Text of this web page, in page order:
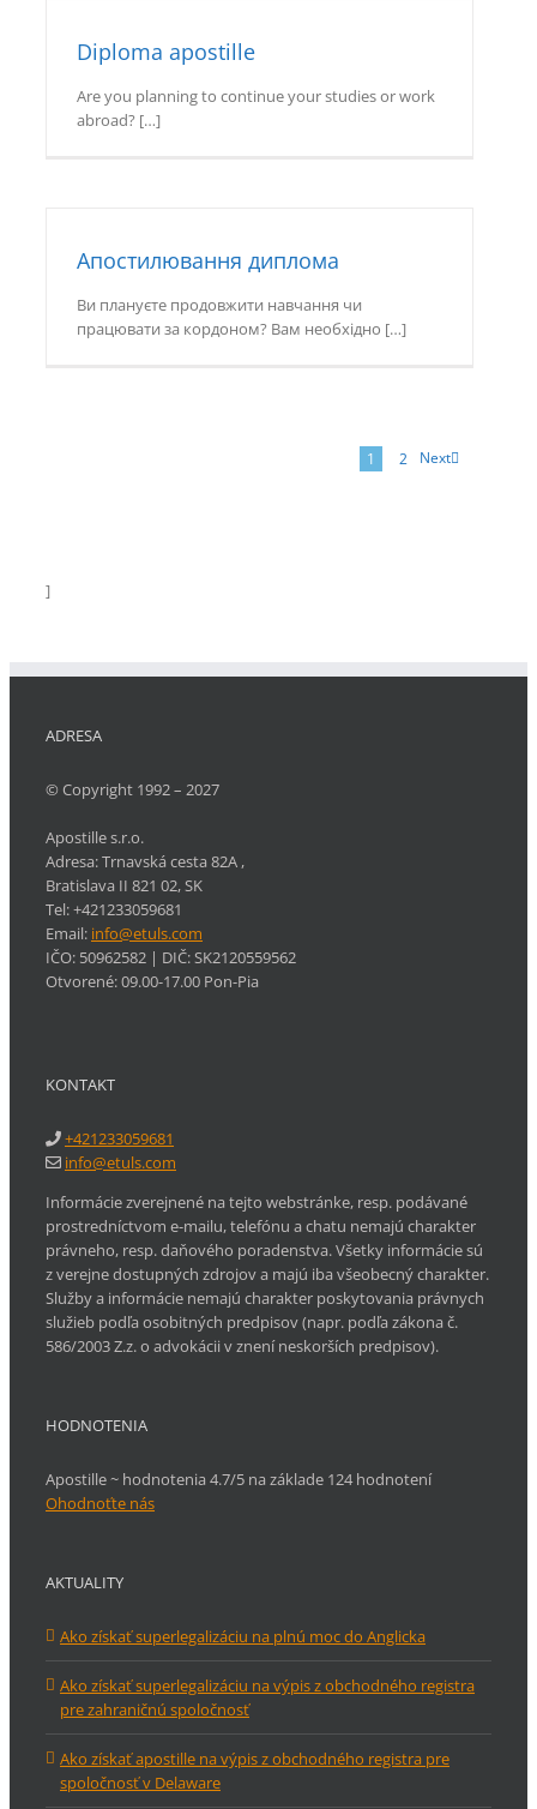
Diploma apostille
Are you planning to continue your studies or work
abroad? […]
Апостилювання диплома
Ви плануєте продовжити навчання чи
працювати за кордоном? Вам необхідно […]
1 2 Next
]
ADRESA
© Copyright 1992 – 2027
Apostille s.r.o.
Adresa:Trnavská cesta 82A ,
Bratislava II 821 02,SK
Tel:+421233059681
Email: info@etuls.com
IČO: 50962582 | DIČ:SK2120559562
Otvorené:09.00-17.00 Pon-Pia
KONTAKT
+421233059681
info@etuls.com
Informácie zverejnené na tejto webstránke, resp. podávané
prostredníctvom e-mailu, telefónu a chatu nemajú charakter
právneho, resp. daňového poradenstva. Všetky informácie sú
z verejne dostupných zdrojov a majú iba všeobecný charakter.
Služby a informácie nemajú charakter poskytovania právnych
služieb podľa osobitných predpisov (napr. podľa zákona č.
586/2003 Z.z. o advokácii v znení neskorších predpisov).
HODNOTENIA
Apostille ~ hodnotenia 4.7/5 na základe 124 hodnotení
Ohodnoťte nás
AKTUALITY
Ako získať superlegalizáciu na plnú moc do Anglicka
Ako získať superlegalizáciu na výpis z obchodného registra
pre zahraničnú spoločnosť
Ako získať apostille na výpis z obchodného registra pre
spoločnosť v Delaware